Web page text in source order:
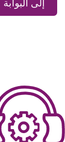
إلى البوابة